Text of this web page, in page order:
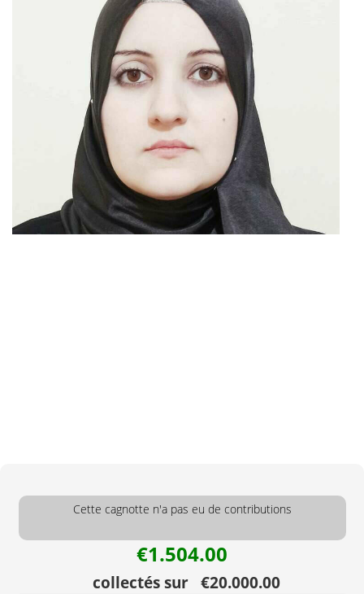
Cette cagnotte n'a pas eu de contributions
€1.504.00
collectés sur €20.000.00